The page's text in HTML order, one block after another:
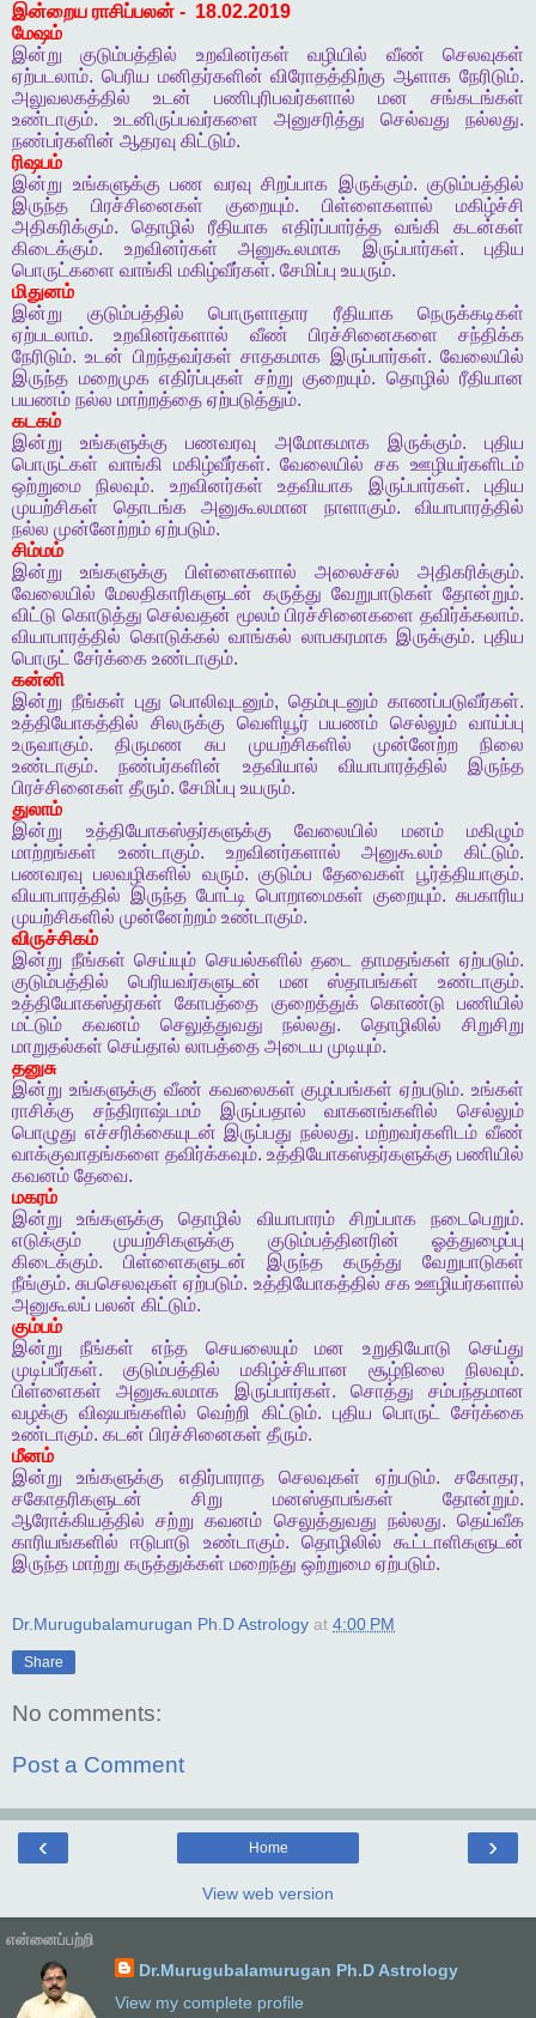
இன்றைய ராசிப்பலன் - 18.02.2019
மேஷம்
இன்று
குடும்பத்தில் உறவினர்கள் வழியில் வீண்
செலவுகள்
ஏற்படலாம். பெரிய மனிதர்களின் விரோதத்திற்கு ஆளாக நேரிடும்.
அலுவலகத்தில்
உடன் பணிபுரிபவர்களால் மன
சங்கடங்கள்
உண்டாகும். உடனிருப்பவர்களை அனுசரித்து செல்வது நல்லது.
நண்பர்களின் ஆதரவு கிட்டும்.
ரிஷபம்
இன்று உங்களுக்கு பண வரவு சிறப்பாக இருக்கும். குடும்பத்தில்
இருந்த
பிரச்சினைகள் குறையும். பிள்ளைகளால்
மகிழ்ச்சி
அதிகரிக்கும்.தொழில் ரீதியாக எதிர்ப்பார்த்த வங்கி
கடன்கள்
கிடைக்கும். உறவினர்கள் அனுகூலமாக இருப்பார்கள். புதிய
பொருட்களை வாங்கி மகிழ்வீர்கள். சேமிப்பு உயரும்.
மிதுனம்
இன்று
குடும்பத்தில் பொருளாதார ரீதியாக
நெருக்கடிகள்
ஏற்படலாம்.உறவினர்களால் வீண் பிரச்சினைகளை
சந்திக்க
நேரிடும்.உடன் பிறந்தவர்கள் சாதகமாக இருப்பார்கள்.வேலையில்
இருந்த மறைமுக எதிர்ப்புகள் சற்று குறையும். தொழில் ரீதியான
பயணம் நல்ல மாற்றத்தை ஏற்படுத்தும்.
கடகம்
இன்று
உங்களுக்கு பணவரவு அமோகமாக இருக்கும்.புதிய
பொருட்கள் வாங்கி மகிழ்வீர்கள்.வேலையில் சக ஊழியர்களிடம்
ஒற்றுமை
நிலவும். உறவினர்கள் உதவியாக இருப்பார்கள்.புதிய
முயற்சிகள்
தொடங்க அனுகூலமான நாளாகும். வியாபாரத்தில்
நல்ல முன்னேற்றம் ஏற்படும்.
சிம்மம்
இன்று
உங்களுக்கு பிள்ளைகளால் அலைச்சல் அதிகரிக்கும்.
வேலையில் மேலதிகாரிகளுடன் கருத்து வேறுபாடுகள் தோன்றும்.
விட்டு கொடுத்து செல்வதன் மூலம் பிரச்சினைகளை தவிர்க்கலாம்.
வியாபாரத்தில் கொடுக்கல் வாங்கல் லாபகரமாக இருக்கும்.புதிய
பொருட் சேர்க்கை உண்டாகும்.
கன்னி
இன்று நீங்கள் புது பொலிவுடனும்,தெம்புடனும் காணப்படுவீர்கள்.
உத்தியோகத்தில்
சிலருக்கு வெளியூர் பயணம் செல்லும் வாய்ப்பு
உருவாகும்.திருமண சுப முயற்சிகளில் முன்னேற்ற
நிலை
உண்டாகும்.நண்பர்களின் உதவியால் வியாபாரத்தில்
இருந்த
பிரச்சினைகள் தீரும். சேமிப்பு உயரும்.
துலாம்
இன்று
உத்தியோகஸ்தர்களுக்கு வேலையில் மனம்
மகிழும்
மாற்றங்கள்
உண்டாகும். உறவினர்களால் அனுகூலம் கிட்டும்.
பணவரவு பலவழிகளில் வரும்.குடும்ப தேவைகள் பூர்த்தியாகும்.
வியாபாரத்தில் இருந்த போட்டி பொறாமைகள் குறையும். சுபகாரிய
முயற்சிகளில் முன்னேற்றம் உண்டாகும்.
விருச்சிகம்
இன்று நீங்கள் செய்யும் செயல்களில் தடை தாமதங்கள் ஏற்படும்.
குடும்பத்தில்
பெரியவர்களுடன் மன ஸ்தாபங்கள் உண்டாகும்.
உத்தியோகஸ்தர்கள்
கோபத்தை குறைத்துக் கொண்டு
பணியில்
மட்டும்
கவனம் செலுத்துவது நல்லது.தொழிலில்
சிறுசிறு
மாறுதல்கள் செய்தால் லாபத்தை அடைய முடியும்.
தனுசு
இன்று உங்களுக்கு வீண் கவலைகள் குழப்பங்கள் ஏற்படும்.உங்கள்
ராசிக்கு
சந்திராஷ்டமம் இருப்பதால் வாகனங்களில்
செல்லும்
பொழுது எச்சரிக்கையுடன் இருப்பது நல்லது.மற்றவர்களிடம் வீண்
வாக்குவாதங்களை தவிர்க்கவும். உத்தியோகஸ்தர்களுக்கு பணியில்
கவனம் தேவை.
மகரம்
இன்று
உங்களுக்கு தொழில் வியாபாரம் சிறப்பாக நடைபெறும்.
எடுக்கும்
முயற்சிகளுக்கு குடும்பத்தினரின்
ஓத்துழைப்பு
கிடைக்கும். பிள்ளைகளுடன் இருந்த கருத்து
வேறுபாடுகள்
நீங்கும்.சுபசெலவுகள் ஏற்படும். உத்தியோகத்தில் சக ஊழியர்களால்
அனுகூலப் பலன் கிட்டும்.
கும்பம்
இன்று
நீங்கள் எந்த செயலையும் மன உறுதியோடு
செய்து
முடிப்பீர்கள். குடும்பத்தில் மகிழ்ச்சியான சூழ்நிலை நிலவும்.
பிள்ளைகள்
அனுகூலமாக இருப்பார்கள். சொத்து
சம்பந்தமான
வழக்கு விஷயங்களில் வெற்றி கிட்டும். புதிய பொருட்
சேர்க்கை
உண்டாகும். கடன் பிரச்சினைகள் தீரும்.
மீனம்
இன்று
உங்களுக்கு எதிர்பாராத செலவுகள் ஏற்படும்.சகோதர,
சகோதரிகளுடன்
சிறு மனஸ்தாபங்கள் தோன்றும்.
ஆரோக்கியத்தில்
சற்று கவனம் செலுத்துவது நல்லது.தெய்வீக
காரியங்களில்
ஈடுபாடு உண்டாகும். தொழிலில்
கூட்டாளிகளுடன்
இருந்த மாற்று கருத்துக்கள் மறைந்து ஒற்றுமை ஏற்படும்.
Dr.Murugubalamurugan Ph.D Astrology at 4:00 PM
Share
No comments:
Post a Comment
‹ ›
Home
View web version
என்னைப்பற்றி
Dr.Murugubalamurugan Ph.D Astrology
View my complete profile